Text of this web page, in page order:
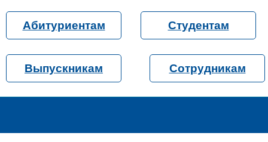
Абитуриентам Студентам
Выпускникам Сотрудникам